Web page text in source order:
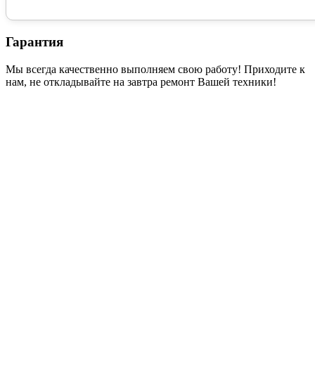
Гарантия
Мы всегда качественно выполняем свою работу! Приходите к
нам, не откладывайте на завтра ремонт Вашей техники!